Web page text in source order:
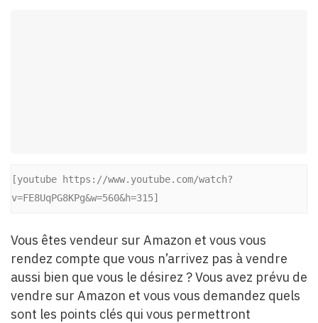
[youtube https://www.youtube.com/watch?
v=FE8UqPG8KPg&w=560&h=315]
Vous êtes vendeur sur Amazon et vous vous
rendez compte que vous n’arrivez pas à vendre
aussi bien que vous le désirez ? Vous avez prévu de
vendre sur Amazon et vous vous demandez quels
sont les points clés qui vous permettront